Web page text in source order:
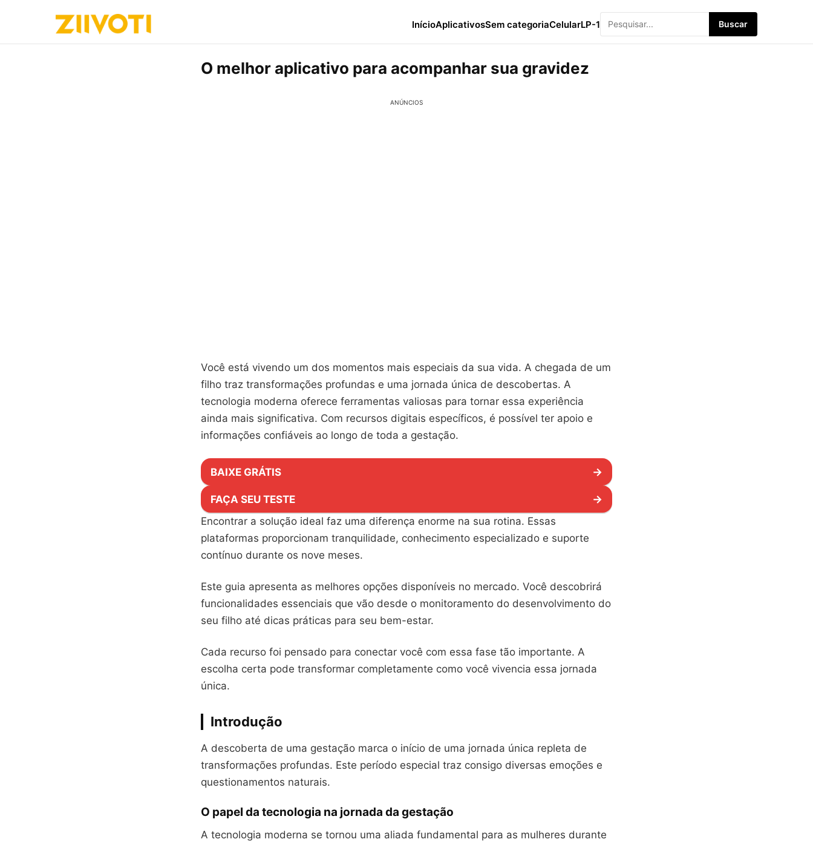
InícioAplicativosSem categoriaCelularLP-1 Buscar
O melhor aplicativo para acompanhar sua gravidez
ANÚNCIOS
Você está vivendo um dos momentos mais especiais da sua vida. A chegada de um
filho traz transformações profundas e uma jornada única de descobertas. A
tecnologia moderna oferece ferramentas valiosas para tornar essa experiência
ainda mais significativa. Com recursos digitais específicos, é possível ter apoio e
informações confiáveis ao longo de toda a gestação.
BAIXE GRÁTIS →
FAÇA SEU TESTE →
Encontrar a solução ideal faz uma diferença enorme na sua rotina. Essas
plataformas proporcionam tranquilidade, conhecimento especializado e suporte
contínuo durante os nove meses.
Este guia apresenta as melhores opções disponíveis no mercado. Você descobrirá
funcionalidades essenciais que vão desde o monitoramento do desenvolvimento do
seu filho até dicas práticas para seu bem-estar.
Cada recurso foi pensado para conectar você com essa fase tão importante. A
escolha certa pode transformar completamente como você vivencia essa jornada
única.
Introdução
A descoberta de uma gestação marca o início de uma jornada única repleta de
transformações profundas. Este período especial traz consigo diversas emoções e
questionamentos naturais.
O papel da tecnologia na jornada da gestação
A tecnologia moderna se tornou uma aliada fundamental para as mulheres durante